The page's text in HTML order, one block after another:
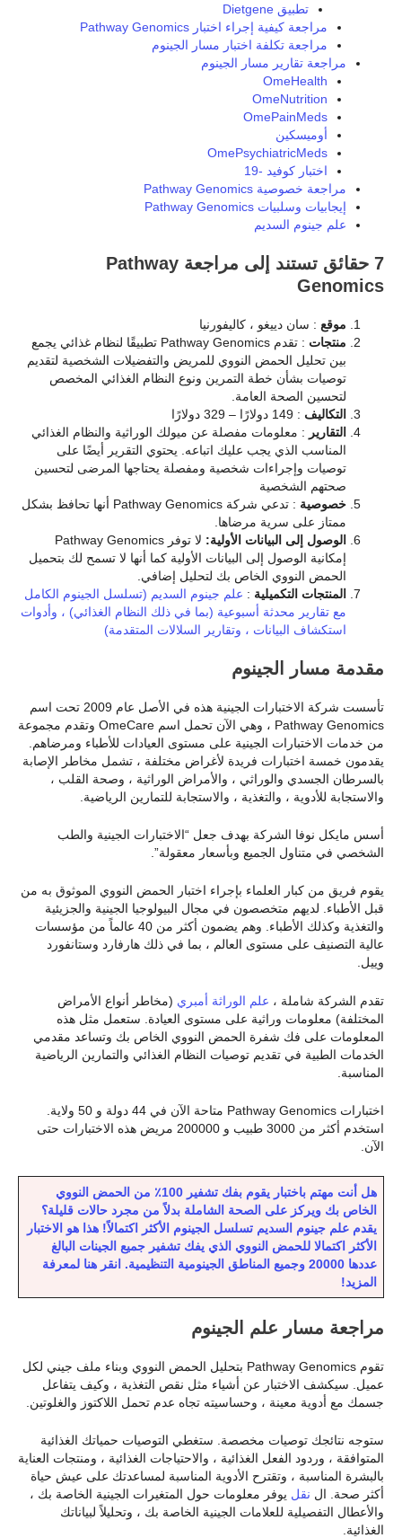
تطبيق Dietgene
مراجعة كيفية إجراء اختبار Pathway Genomics
مراجعة تكلفة اختبار مسار الجينوم
مراجعة تقارير مسار الجينوم
OmeHealth
OmeNutrition
OmePainMeds
أوميسكين
OmePsychiatricMeds
اختبار كوفيد -19
مراجعة خصوصية Pathway Genomics
إيجابيات وسلبيات Pathway Genomics
علم جينوم السديم
7 حقائق تستند إلى مراجعة Pathway
Genomics
موقع : سان دييغو ، كاليفورنيا
منتجات
: تقدم Pathway Genomics تطبيقًا لنظام غذائي يجمع
بين تحليل الحمض النووي للمريض والتفضيلات الشخصية لتقديم
توصيات بشأن خطة التمرين ونوع النظام الغذائي المخصص
لتحسين الصحة العامة.
التكاليف : 149 دولارًا – 329 دولارًا
التقارير : معلومات مفصلة عن ميولك الوراثية والنظام الغذائي
المناسب الذي يجب عليك اتباعه. يحتوي التقرير أيضًا على
توصيات وإجراءات شخصية ومفصلة يحتاجها المرضى لتحسين
صحتهم الشخصية
خصوصية
: تدعي شركة Pathway Genomics أنها تحافظ بشكل
ممتاز على سرية مرضاها.
الوصول إلى البيانات الأولية:
لا توفر Pathway Genomics
إمكانية الوصول إلى البيانات الأولية كما أنها لا تسمح لك بتحميل
الحمض النووي الخاص بك لتحليل إضافي.
المنتجات التكميلية : علم جينوم السديم (تسلسل الجينوم الكامل
مع تقارير محدثة أسبوعية (بما في ذلك النظام الغذائي) ، وأدوات
استكشاف البيانات ، وتقارير السلالات المتقدمة)
مقدمة مسار الجينوم
تأسست شركة الاختبارات الجينية هذه في الأصل عام 2009 تحت اسم
Pathway Genomics ، وهي الآن تحمل اسم OmeCare وتقدم مجموعة
من خدمات الاختبارات الجينية على مستوى العيادات للأطباء ومرضاهم.
يقدمون خمسة اختبارات فريدة لأغراض مختلفة ، تشمل مخاطر الإصابة
بالسرطان الجسدي والوراثي ، والأمراض الوراثية ، وصحة القلب ،
والاستجابة للأدوية ، والتغذية ، والاستجابة للتمارين الرياضية.
أسس مايكل نوفا الشركة بهدف جعل “الاختبارات الجينية والطب
الشخصي في متناول الجميع وبأسعار معقولة”.
يقوم فريق من كبار العلماء بإجراء اختبار الحمض النووي الموثوق به من
قبل الأطباء. لديهم متخصصون في مجال البيولوجيا الجينية والجزيئية
والتغذية وكذلك الأطباء. وهم يضمون أكثر من 40 عالماً من مؤسسات
عالية التصنيف على مستوى العالم ، بما في ذلك هارفارد وستانفورد
وييل.
تقدم الشركة شاملة ، علم الوراثة أمبري (مخاطر أنواع الأمراض
المختلفة) معلومات وراثية على مستوى العيادة. ستعمل مثل هذه
المعلومات على فك شفرة الحمض النووي الخاص بك وتساعد مقدمي
الخدمات الطبية في تقديم توصيات النظام الغذائي والتمارين الرياضية
المناسبة.
اختبارات Pathway Genomics متاحة الآن في 44 دولة و 50 ولاية.
استخدم أكثر من 3000 طبيب و 200000 مريض هذه الاختبارات حتى
الآن.
هل أنت مهتم باختبار يقوم بفك تشفير 100٪ من الحمض النووي
الخاص بك ويركز على الصحة الشاملة بدلاً من مجرد حالات قليلة؟
يقدم علم جينوم السديم تسلسل الجينوم الأكثر اكتمالاً! هذا هو الاختبار
الأكثر اكتمالا للحمض النووي الذي يفك تشفير جميع الجينات البالغ
عددها 20000 وجميع المناطق الجينومية التنظيمية. انقر هنا لمعرفة
المزيد!
مراجعة مسار علم الجينوم
تقوم Pathway Genomics بتحليل الحمض النووي وبناء ملف جيني لكل
عميل. سيكشف الاختبار عن أشياء مثل نقص التغذية ، وكيف يتفاعل
جسمك مع أدوية معينة ، وحساسيته تجاه عدم تحمل اللاكتوز والغلوتين.
ستوجه نتائجك توصيات مخصصة. ستغطي التوصيات حمياتك الغذائية
المتوافقة ، وردود الفعل الغذائية ، والاحتياجات الغذائية ، ومنتجات العناية
بالبشرة المناسبة ، وتقترح الأدوية المناسبة لمساعدتك على عيش حياة
أكثر صحة. ال نقل يوفر معلومات حول المتغيرات الجينية الخاصة بك ،
والأعطال التفصيلية للعلامات الجينية الخاصة بك ، وتحليلاً لبياناتك
الغذائية.